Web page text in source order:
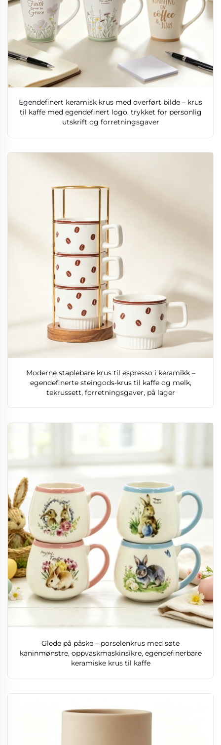
Egendefinert keramisk krus med overført bilde – krus
til kaffe med egendefinert logo, trykket for personlig
utskrift og forretningsgaver
Moderne staplebare krus til espresso i keramikk –
egendefinerte steingods-krus til kaffe og melk,
tekrussett, forretningsgaver, på lager
Glede på påske – porselenkrus med søte
kaninmønstre, oppvaskmaskinsikre, egendefinerbare
keramiske krus til kaffe